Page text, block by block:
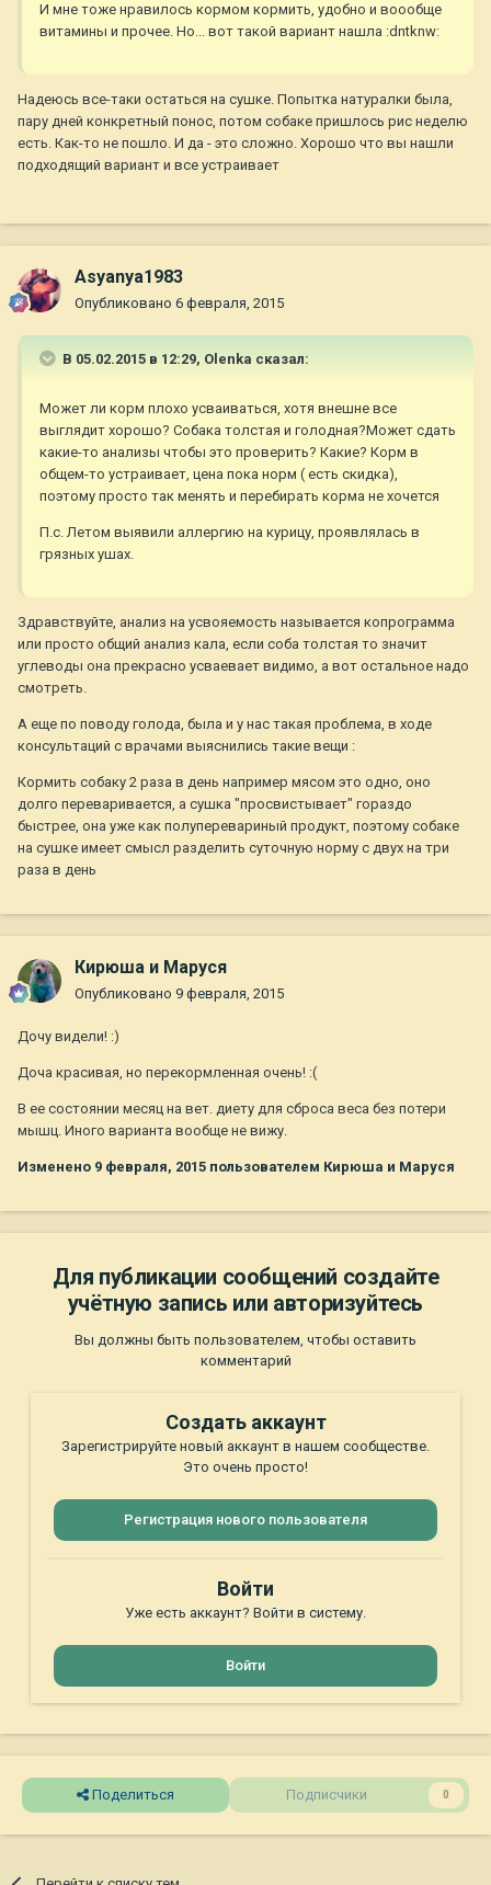
И мне тоже нравилось кормом кормить, удобно и воообще
витамины и прочее. Но... вот такой вариант нашла :dntknw:
Надеюсь все-таки остаться на сушке. Попытка натуралки была,
пару дней конкретный понос, потом собаке пришлось рис неделю
есть. Как-то не пошло. И да - это сложно. Хорошо что вы нашли
подходящий вариант и все устраивает
Asyanya1983
Опубликовано 6 февраля, 2015
В 05.02.2015 в 12:29, Olenka сказал:
Может ли корм плохо усваиваться, хотя внешне все
выглядит хорошо? Собака толстая и голодная?Может сдать
какие-то анализы чтобы это проверить? Какие? Корм в
общем-то устраивает, цена пока норм ( есть скидка),
поэтому просто так менять и перебирать корма не хочется
П.с. Летом выявили аллергию на курицу, проявлялась в
грязных ушах.
Здравствуйте, анализ на усвояемость называется копрограмма
или просто общий анализ кала, если соба толстая то значит
углеводы она прекрасно усваевает видимо, а вот остальное надо
смотреть.
А еще по поводу голода, была и у нас такая проблема, в ходе
консультаций с врачами выяснились такие вещи :
Кормить собаку 2 раза в день например мясом это одно, оно
долго переваривается, а сушка "просвистывает" гораздо
быстрее, она уже как полуперевариный продукт, поэтому собаке
на сушке имеет смысл разделить суточную норму с двух на три
раза в день
Кирюша и Маруся
Опубликовано 9 февраля, 2015
Дочу видели! :)
Доча красивая, но перекормленная очень! :(
В ее состоянии месяц на вет. диету для сброса веса без потери
мышц. Иного варианта вообще не вижу.
Изменено 9 февраля, 2015 пользователем Кирюша и Маруся
Для публикации сообщений создайте
учётную запись или авторизуйтесь
Вы должны быть пользователем, чтобы оставить
комментарий
Создать аккаунт
Зарегистрируйте новый аккаунт в нашем сообществе.
Это очень просто!
Регистрация нового пользователя
Войти
Уже есть аккаунт? Войти в систему.
Войти
Поделиться Подписчики 0